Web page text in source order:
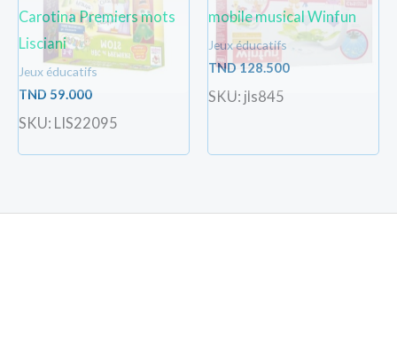
Carotina Premiers mots
Lisciani
Jeux éducatifs
TND 59.000
SKU: LIS22095
mobile musical Winfun
Jeux éducatifs
TND128.500
SKU: jls845